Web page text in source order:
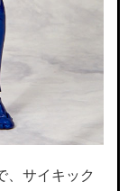
、サイキック